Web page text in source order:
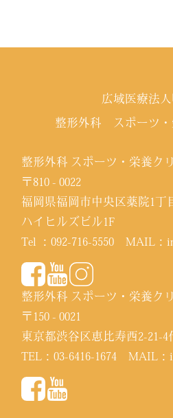
広域医療法
整形外科 スポーツ・
整形外科 スポーツ・栄養ク
〒810 - 0022
福岡県福岡市中央区薬院1丁
ハイヒルズビル1F
Tel ：092-716-5550 MAIL：
整形外科 スポーツ・栄養ク
〒150 - 0021
東京都渋谷区恵比寿西2-21-
TEL：03-6416-1674 MAIL：